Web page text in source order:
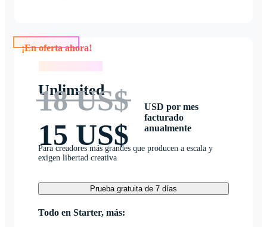
Unlimited
18 US$
15 US$
USD por mes
facturado
anualmente
Para creadores más grandes que producen a escala y
exigen libertad creativa
Prueba gratuita de 7 días
Todo en Starter, más: